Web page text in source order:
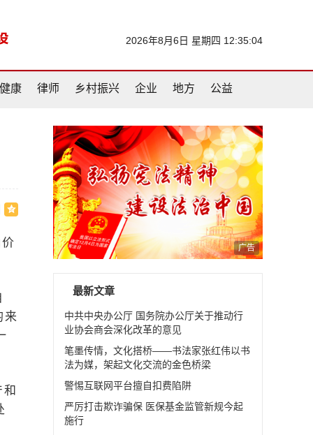
2026年8月6日 星期四 12:35:05
健康 律师 乡村振兴 企业 地方 公益
来
广告
最新文章
中共中央办公厅 国务院办公厅关于推动行
业协会商会深化改革的意见
笔墨传情，文化搭桥——书法家张红伟以书
法为媒，架起文化交流的金色桥梁
警惕互联网平台擅自扣费陷阱
严厉打击欺诈骗保 医保基金监管新规今起
施行